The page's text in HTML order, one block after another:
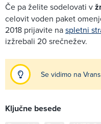
Če pa želite sodelovati v
celovit voden paket
2018 prijavite naspletni
izžrebali 20 srečnežev.
Se vidimo na
Ključne besede